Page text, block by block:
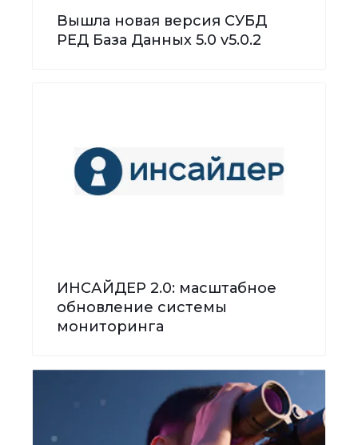
Вышла новая версия СУБД
РЕД База Данных 5.0 v5.0.2
ИНСАЙДЕР 2.0: масштабное
обновление системы
мониторинга